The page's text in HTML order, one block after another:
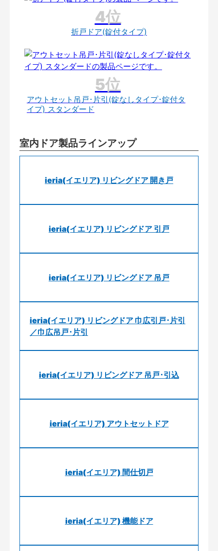
折戸ドア(錠付タイプ)
アウトセット吊戸･片引(錠なしタイプ･錠付タ
イプ) スタンダード
室内ドア製品ラインアップ
ieria(イエリア) リビングドア 開き戸
ieria(イエリア) リビングドア 引戸
ieria(イエリア) リビングドア 吊戸
ieria(イエリア) リビングドア 巾広引戸･片引
／巾広吊戸･片引
ieria(イエリア) リビングドア 吊戸･引込
ieria(イエリア) アウトセットドア
ieria(イエリア) 間仕切戸
ieria(イエリア) 機能ドア